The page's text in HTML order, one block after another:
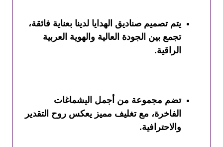
يتم تصميم صناديق الهدايا لدينا بعناية فائقة،
تجمع بين الجودة العالية والهوية العربية
الراقية.
تضم مجموعة من أجمل اليشماغات
الفاخرة، مع تغليف مميز يعكس روح التقدير
والاحترافية.